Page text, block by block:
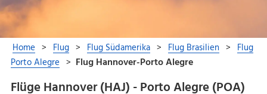
Flüge Hannover (HAJ) - Porto Alegre (POA)